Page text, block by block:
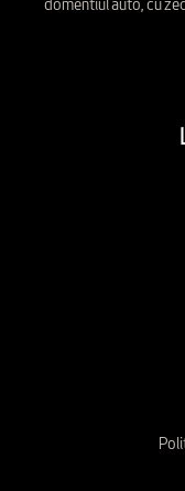
domentiul auto, cu